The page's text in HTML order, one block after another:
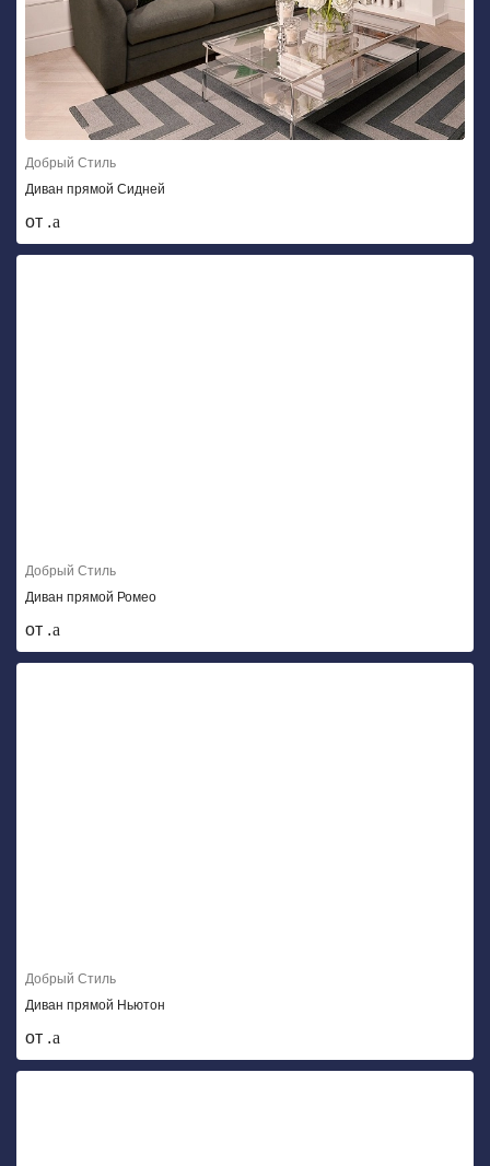
Добрый Стиль
Диван прямой Сидней
от .
Добрый Стиль
Диван прямой Ромео
от .
Добрый Стиль
Диван прямой Ньютон
от .